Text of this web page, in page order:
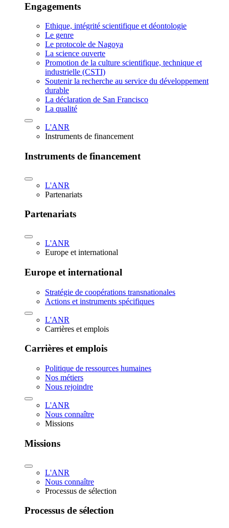
Engagements
Ethique, intégrité scientifique et déontologie
Le genre
Le protocole de Nagoya
La science ouverte
Promotion de la culture scientifique, technique et
industrielle (CSTI)
Soutenir la recherche au service du développement
durable
La déclaration de San Francisco
La qualité
L'ANR
Instruments de financement
Instruments de financement
L'ANR
Partenariats
Partenariats
L'ANR
Europe et international
Europe et international
Stratégie de coopérations transnationales
Actions et instruments spécifiques
L'ANR
Carrières et emplois
Carrières et emplois
Politique de ressources humaines
Nos métiers
Nous rejoindre
L'ANR
Nous connaître
Missions
Missions
L'ANR
Nous connaître
Processus de sélection
Processus de sélection